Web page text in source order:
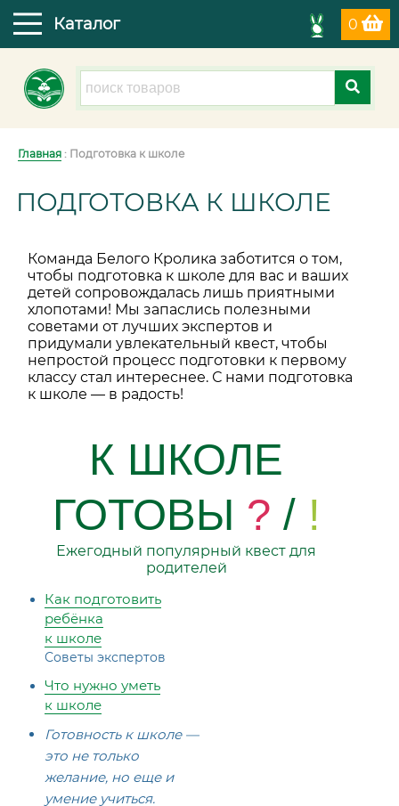
0
Каталог
Главная : Подготовка к школе
ПОДГОТОВКА К ШКОЛЕ
Команда Белого Кролика заботится о том,
чтобы подготовка к школе для вас и ваших
детей сопровождалась лишь приятными
хлопотами! Мы запаслись полезными
советами от лучших экспертов и
придумали увлекательный квест, чтобы
непростой процесс подготовки к первому
классу стал интереснее. С нами подготовка
к школе — в радость!
К ШКОЛЕ
ГОТОВЫ ? / !
Ежегодный популярный квест для
родителей
Как подготовить
ребёнка
к школе
Советы экспертов
Что нужно уметь
к школе
Готовность к школе —
это не только
желание, но еще и
умение учиться.